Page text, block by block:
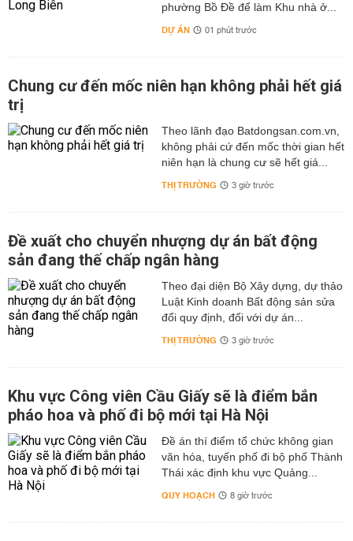
phường Bồ Đề để làm Khu nhà ở...
DỰ ÁN 01 phút trước
Chung cư đến mốc niên hạn không phải hết giá
trị
Theo lãnh đạo Batdongsan.com.vn,
không phải cứ đến mốc thời gian hết
niên hạn là chung cư sẽ hết giá...
THỊ TRƯỜNG 3 giờ trước
Đề xuất cho chuyển nhượng dự án bất động
sản đang thế chấp ngân hàng
Theo đại diện Bộ Xây dựng, dự thảo
Luật Kinh doanh Bất động sản sửa
đổi quy định, đối với dự án...
THỊ TRƯỜNG 3 giờ trước
Khu vực Công viên Cầu Giấy sẽ là điểm bắn
pháo hoa và phố đi bộ mới tại Hà Nội
Đề án thí điểm tổ chức không gian
văn hóa, tuyến phố đi bộ phố Thành
Thái xác định khu vực Quảng...
QUY HOẠCH 8 giờ trước